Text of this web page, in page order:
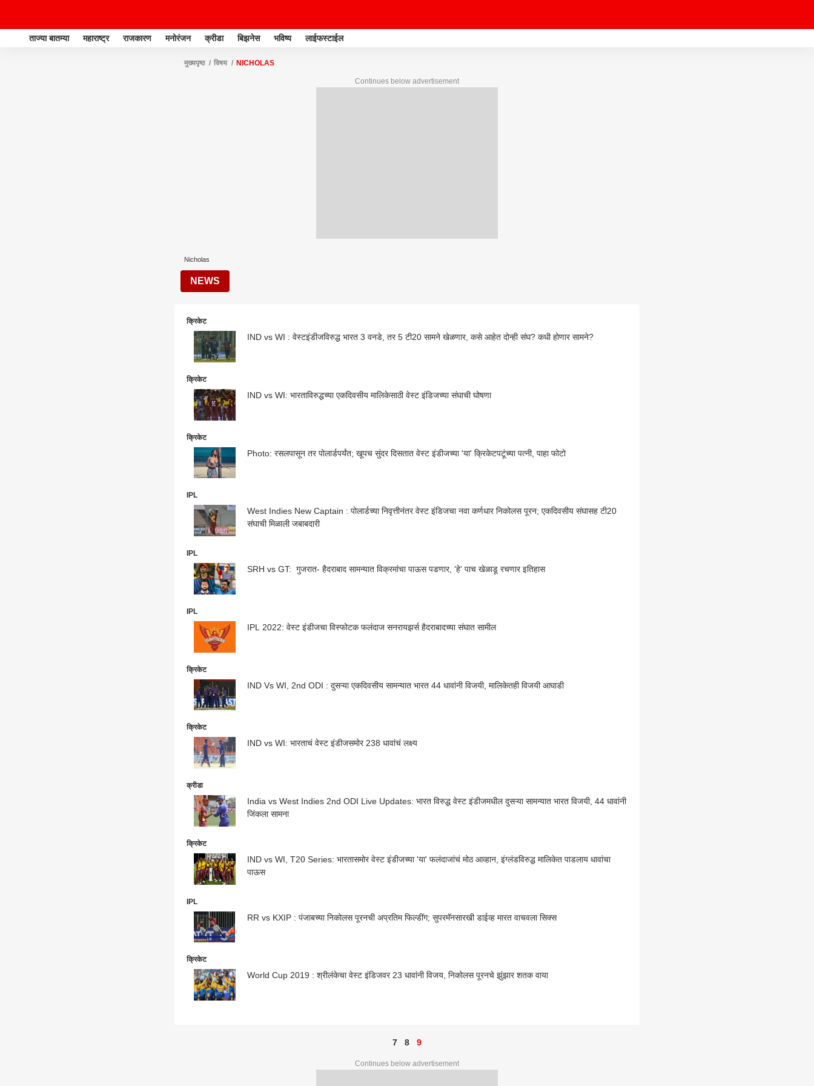
ताज्या बातम्या महाराष्ट्र राजकारण मनोरंजन क्रीडा बिझनेस भविष्य लाईफस्टाईल
मुख्यपृष्ठ विषय NICHOLAS
Continues below advertisement
Nicholas
NEWS
क्रिकेट
IND vs WI : वेस्टइंडीजविरुद्ध भारत 3 वनडे, तर 5 टी20 सामने खेळणार, कसे आहेत दोन्ही संघ? कधी होणार सामने?
क्रिकेट
IND vs WI: भारताविरुद्धच्या एकदिवसीय मालिकेसाठी वेस्ट इंडिजच्या संघाची घोषणा
क्रिकेट
Photo: रसलपासून तर पोलार्डपर्यंत; खूपच सुंदर दिसतात वेस्ट इंडीजच्या 'या' क्रिकेटपटूंच्या पत्नी, पाहा फोटो
IPL
West Indies New Captain : पोलार्डच्या निवृत्तीनंतर वेस्ट इंडिजचा नवा कर्णधार निकोलस पूरन; एकदिवसीय संघासह टी20
संघाची मिळाली जबाबदारी
IPL
SRH vs GT: गुजरात- हैदराबाद सामन्यात विक्रमांचा पाऊस पडणार, 'हे' पाच खेळाडू रचणार इतिहास
IPL
IPL 2022: वेस्ट इंडीजचा विस्फोटक फलंदाज सनरायझर्स हैदराबादच्या संघात सामील
क्रिकेट
IND Vs WI, 2nd ODI : दुसऱ्या एकदिवसीय सामन्यात भारत 44 धावांनी विजयी, मालिकेतही विजयी आघाडी
क्रिकेट
IND vs WI: भारताचं वेस्ट इंडीजसमोर 238 धावांचं लक्ष्य
क्रीडा
India vs West Indies 2nd ODI Live Updates: भारत विरुद्ध वेस्ट इंडीजमधील दुसऱ्या सामन्यात भारत विजयी, 44 धावांनी
जिंकला सामना
क्रिकेट
IND vs WI, T20 Series: भारतासमोर वेस्ट इंडीजच्या 'या' फलंदाजांचं मोठ आव्हान, इंग्लंडविरुद्ध मालिकेत पाडलाय धावांचा
पाऊस
IPL
RR vs KXIP : पंजाबच्या निकोलस पूरनची अप्रतिम फिल्डींग; सुपरमॅनसारखी डाईव्ह मारत वाचवला सिक्स
क्रिकेट
World Cup 2019 : श्रीलंकेचा वेस्ट इंडिजवर 23 धावांनी विजय, निकोलस पूरनचे झुंझार शतक वाया
7 8 9
Continues below advertisement